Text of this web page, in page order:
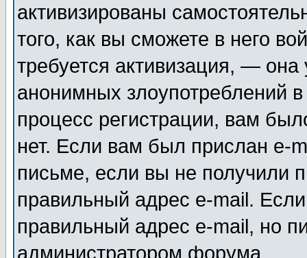
активизированы
того, как вы сможете в него
требуется активизация, —
анонимных злоупотреблений
процесс регистрации, вам
нет. Если вам был прислан e-
письме, если вы не получили
правильный адрес e-mail.
правильный адрес e-mail, но
администратором форума.